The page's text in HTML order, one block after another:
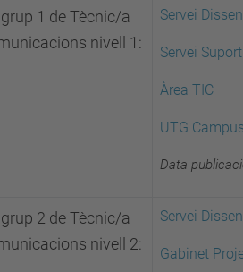
1 de Tècnic/a
nivell 1:
Servei
Servei
Àrea TIC
UTG
Data
2 de Tècnic/a
nivell 2:
Servei
Gabinet